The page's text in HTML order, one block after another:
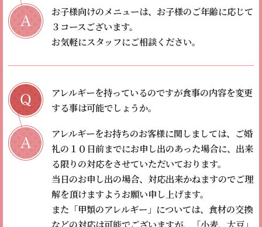
お子様向けのメニューは、お子様のご年齢に応じて
３コースございます。
お気軽にスタッフにご相談ください。
アレルギーを持っているのですが食事の内容を変更
する事は可能でしょうか。
アレルギーをお持ちのお客様に関しましては、ご婚
礼の１０日前までにお申し出のあった場合に、出来
る限りの対応をさせていただいております。
当日のお申し出の場合、対応出来かねますのでご理
解を頂けますようお願い申し上げます。
また「甲類のアレルギー」については、食材の交換
などの対応は可能でございますが、「小麦、大豆」